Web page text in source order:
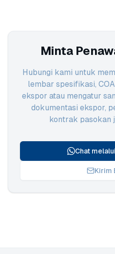
Minta
Hubungi kami untuk
lembar spesifikasi,
ekspor atau mengatur
dokumentasi ekspor,
kontrak pasokan
Chat
Kirim